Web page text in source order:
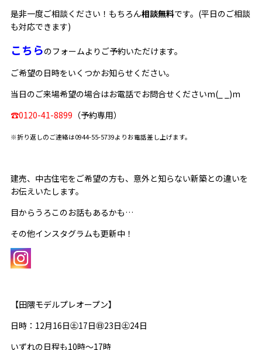
是非一度ご相談ください！もちろん相談無料です。(平日のご相談
も対応できます)
こちらのフォームよりご予約いただけます。
ご希望の日時をいくつかお知らせください。
当日のご来場希望の場合はお電話でお問合せくださいm(_ _)m
☎0120-41-8899 （予約専用）
※折り返しのご連絡は0944-55-5739よりお電話差し上げます。
建売、中古住宅をご希望の方も、意外と知らない新築との違いを
お伝えいたします。
目からうろこのお話もあるかも…
その他インスタグラムも更新中！
【田隈モデルプレオープン】
日時：12月16日㊏17日㊐23日㊏24日
いずれの日程も10時～17時